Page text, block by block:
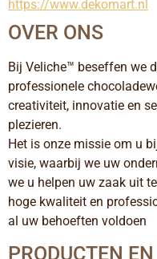
https://www.dekomart.nl
OVER ONS
Bij Veliche™ beseffen we
professionele
creativiteit, innovatie en
plezieren.
Het is onze missie om u
visie, waarbij we uw
we u helpen uw zaak uit
hoge kwaliteit en
al uw behoeften voldoen
PRODUCTEN